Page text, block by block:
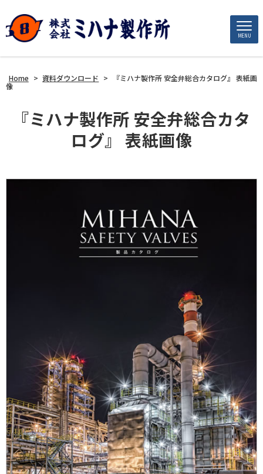
MENU
Home > 資料ダウンロード >
『ミハナ製作所 安全弁総合カタログ』 表紙画
像
『ミハナ製作所 安全弁総合カタ
ログ』 表紙画像